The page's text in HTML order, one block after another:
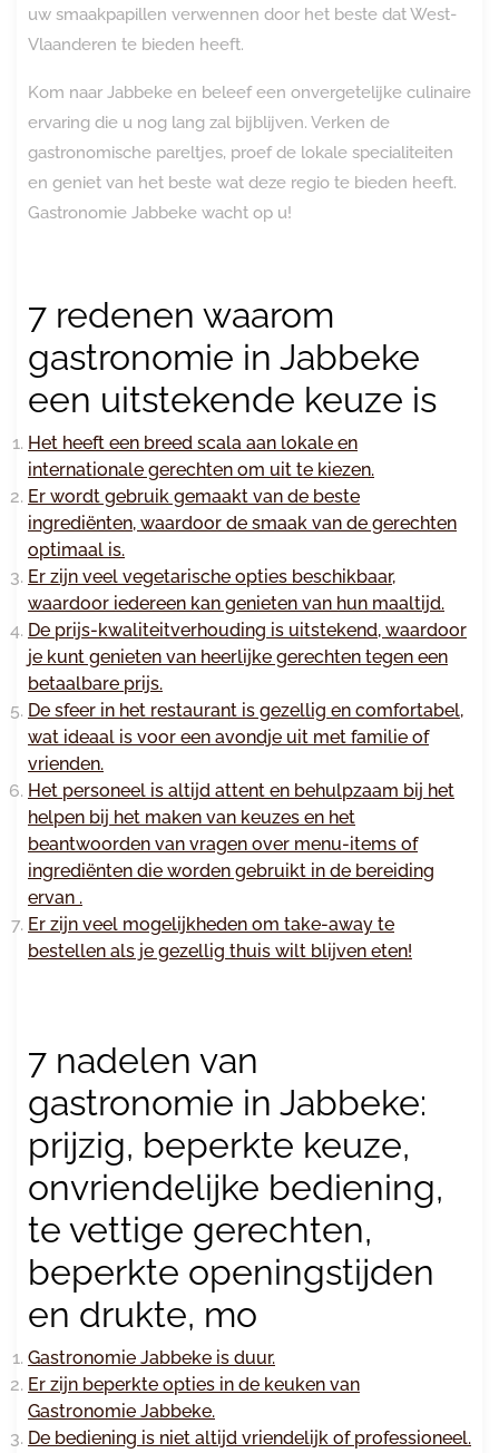
uw smaakpapillen verwennen door het beste dat West-
Vlaanderen te bieden heeft.
Kom naar Jabbeke en beleef een onvergetelijke culinaire
ervaring die u nog lang zal bijblijven. Verken de
gastronomische pareltjes, proef de lokale specialiteiten
en geniet van het beste wat deze regio te bieden heeft.
Gastronomie Jabbeke wacht op u!
7 redenen waarom
gastronomie in Jabbeke
een uitstekende keuze is
Het heeft een breed scala aan lokale en
internationale gerechten om uit te kiezen.
Er wordt gebruik gemaakt van de beste
ingrediënten, waardoor de smaak van de gerechten
optimaal is.
Er zijn veel vegetarische opties beschikbaar,
waardoor iedereen kan genieten van hun maaltijd.
De prijs-kwaliteitverhouding is uitstekend, waardoor
je kunt genieten van heerlijke gerechten tegen een
betaalbare prijs.
De sfeer in het restaurant is gezellig en comfortabel,
wat ideaal is voor een avondje uit met familie of
vrienden.
Het personeel is altijd attent en behulpzaam bij het
helpen bij het maken van keuzes en het
beantwoorden van vragen over menu-items of
ingrediënten die worden gebruikt in de bereiding
ervan .
Er zijn veel mogelijkheden om take-away te
bestellen als je gezellig thuis wilt blijven eten!
7 nadelen van
gastronomie in Jabbeke:
prijzig, beperkte keuze,
onvriendelijke bediening,
te vettige gerechten,
beperkte openingstijden
en drukte, mo
Gastronomie Jabbeke is duur.
Er zijn beperkte opties in de keuken van
Gastronomie Jabbeke.
De bediening is niet altijd vriendelijk of professioneel.